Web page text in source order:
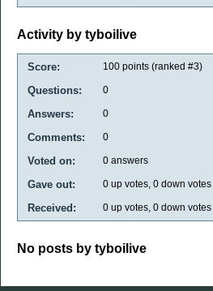
Activity by tyboilive
Score: 100 points (ranked #3)
Questions: 0
Answers: 0
Comments: 0
Voted on: 0 answers
Gave out: 0 up votes, 0 down votes
Received: 0 up votes, 0 down votes
No posts by tyboilive